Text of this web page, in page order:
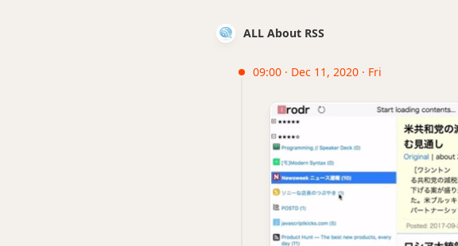
ALL About RSS
09:00 · Dec 11, 2020 · Fri